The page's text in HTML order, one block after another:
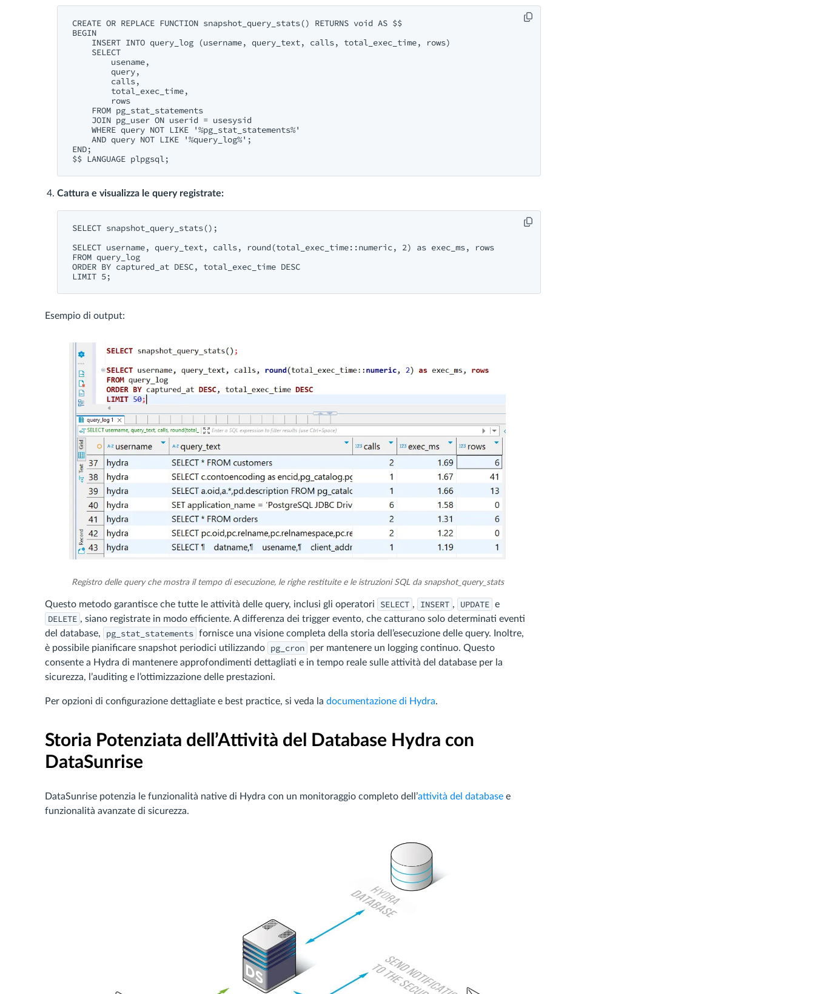
CREATE OR REPLACE FUNCTION snapshot_query_stats() RETURNS void AS
BEGIN
INSERT INTO query_log (username, query_text, calls, total_exec_time, rows)
SELECT
        usename,
query,
        calls,
        total_exec_time,
rows
FROM pg_stat_statements
JOIN pg_user ON userid = usesysid
WHERE query NOT LIKE
'%pg_stat_statements%'
AND query NOT LIKE '%query_log%'
END;
Cattura e visualizza le query registrate:
SELECT snapshot_query_stats();
SELECT username, query_text, calls, round (total_exec_time::numeric, 2) as exec_ms,
rows
FROM
ORDER BY captured_at DESC, total_exec_time DESC
LIMIT 5
Esempio di output:
Registro delle query che mostra il tempo di esecuzione, le righe restituite e le istruzioni SQL da snapshot_query_stats
Questo metodo garantisce che tutte le attività delle query, inclusi gli operatori SELECT , INSERT , UPDATE e
DELETE , siano registrate in modo efficiente. A differenza dei trigger evento, che catturano solo determinati eventi
del database,
pg_stat_statements fornisce una visione completa della storia dell’esecuzione delle query. Inoltre,
è possibile pianificare snapshot periodici utilizzando
pg_cron
per mantenere un logging continuo. Questo
consente a Hydra di mantenere approfondimenti dettagliati e in tempo reale sulle attività del database per la
sicurezza, l’auditing e l’ottimizzazione delle prestazioni.
Per opzioni di configurazione dettagliate e best practice, si veda la documentazione di Hydra.
Storia Potenziata dell’Attività del Database Hydra con
DataSunrise
DataSunrise potenzia le funzionalità native di Hydra con un monitoraggio completo dell’attività del database e
funzionalità avanzate di sicurezza.